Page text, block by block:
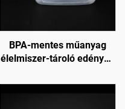
BPA-mentes műanyag
élelmiszer-tároló edények
élelmiszer-tárolásra